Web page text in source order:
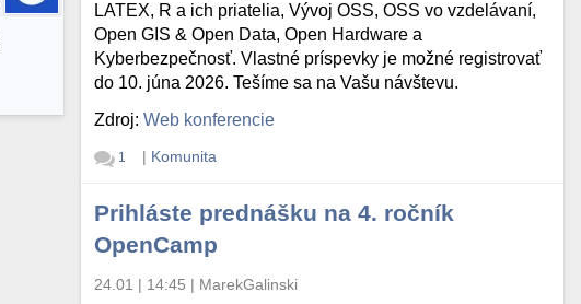
LATEX, R a ich priatelia, Vývoj OSS, OSS vo vzdelávaní,
Open GIS & Open Data, Open Hardware a
Kyberbezpečnosť. Vlastné príspevky je možné registrovať
do 10. júna 2026. Tešíme sa na Vašu návštevu.
Zdroj:Web konferencie
1 | Komunita
Prihláste prednášku na 4. ročník
OpenCamp
24.01 | 14:45 | MarekGalinski